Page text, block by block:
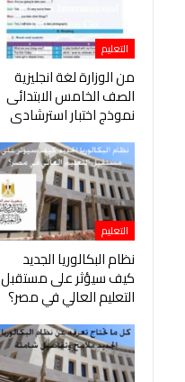
التعليم
من الوزارة لغة انجليزية
الصف الخامس الابتدائى
نموذج اختبار استرشادى
التعليم
نظام البكالوريا الجديد
كيف سيؤثر على مستقبل
التعليم العالي في مصر؟